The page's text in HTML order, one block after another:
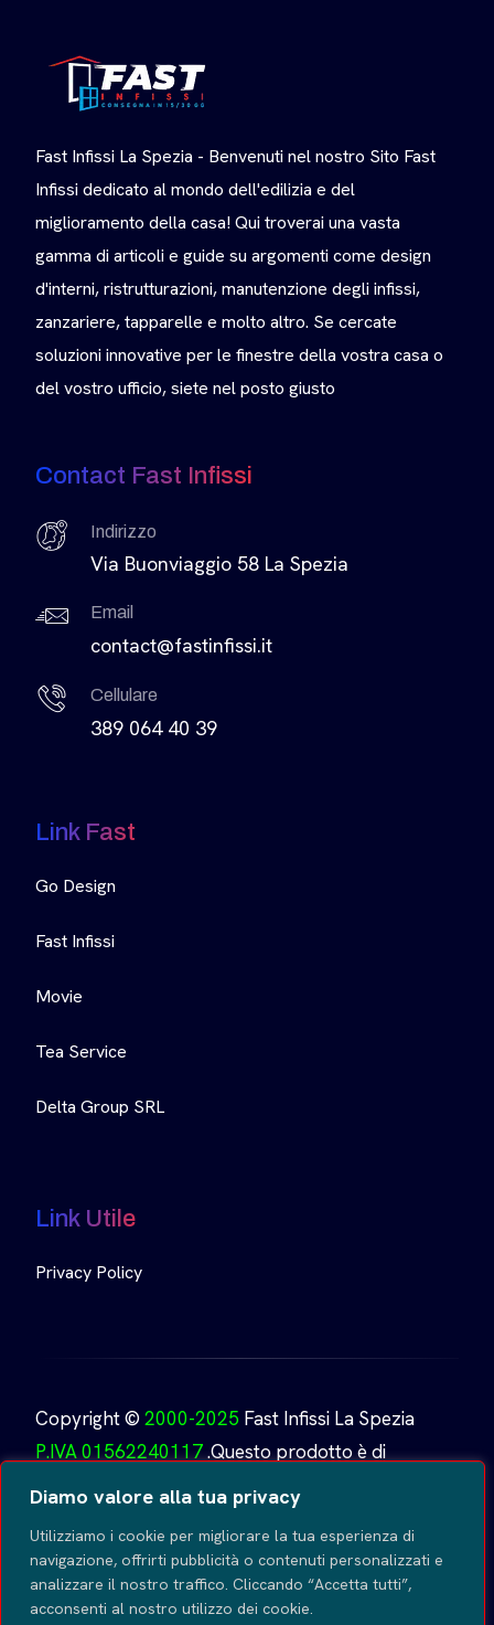
Diamo valore alla tua privacy
Utilizziamo i cookie per migliorare la tua esperienza di
navigazione, offrirti pubblicità o contenuti personalizzati e
analizzare il nostro traffico. Cliccando “Accetta tutti”,
acconsenti al nostro utilizzo dei cookie.
Fast Infissi La Spezia - Benvenuti nel nostro Sito Fast
Infissi dedicato al mondo dell'edilizia e del
miglioramento della casa! Qui troverai una vasta
gamma di articoli e guide su argomenti come design
d'interni, ristrutturazioni, manutenzione degli infissi,
zanzariere, tapparelle e molto altro. Se cercate
soluzioni innovative per le finestre della vostra casa o
del vostro ufficio, siete nel posto giusto
Contact Fast Infissi
Indirizzo
Via Buonviaggio 58 La Spezia
Email
contact@fastinfissi.it
Cellulare
389 064 40 39
Link Fast
Go Design
Fast Infissi
Movie
Tea Service
Delta Group SRL
Link Utile
Privacy Policy
Copyright © 2000-2025 Fast Infissi La Spezia
P.IVA 01562240117.Questo prodotto è di
proprietà di
Fast Infissi. Creato da